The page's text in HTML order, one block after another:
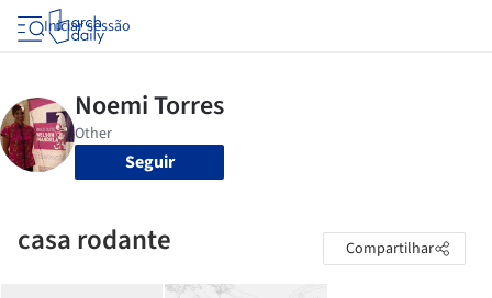
Iniciar sessão
Seguir
casa rodante Compartilhar